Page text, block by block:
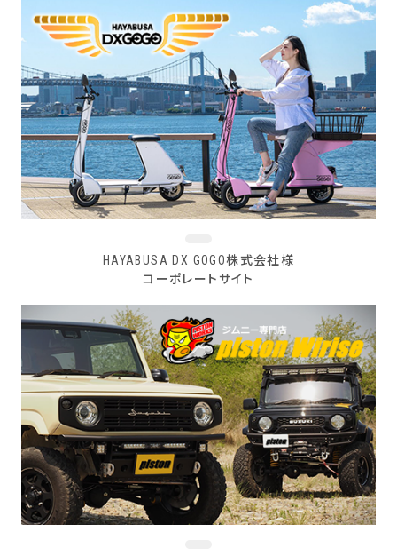
HAYABUSA DX GOGO株式会社様
コーポレートサイト